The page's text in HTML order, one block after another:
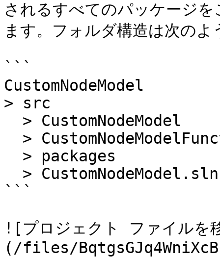
されるすべてのパッケージ
ます。フォルダ構造は次のよ
```
CustomNodeModel
> src
```
![プロジェクト ファイルを
(/files/